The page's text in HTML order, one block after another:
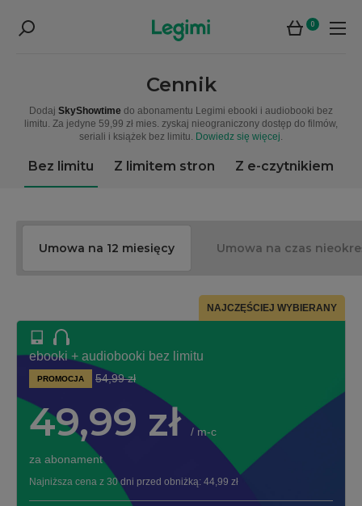
0
Cennik
Dodaj SkyShowtime do abonamentu Legimi ebooki i audiobooki bez
limitu. Za jedyne 59,99 zł mies. zyskaj nieograniczony dostęp do filmów,
seriali i książek bez limitu. Dowiedz się więcej.
Bez limitu Z limitem stron Z e-czytnikiem
Umowa na 12 miesięcy Umowa na czas
NAJCZĘŚCIEJ WYBIERANY
ebooki + audiobooki bez limitu
PROMOCJA 54,99 zł
49,99 zł / m-c
za abonament
Najniższa cena z 30 dni przed obniżką: 44,99 zł